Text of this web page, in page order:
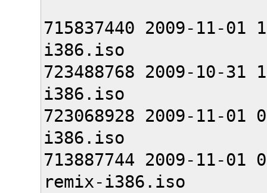
715837440 2009-11-
i386.iso
723488768 2009-10-
i386.iso
723068928 2009-11-
i386.iso
713887744 2009-11-
remix-i386.iso